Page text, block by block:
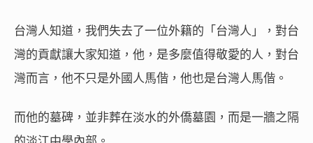
台灣人知道，我們失去了一位外籍的「台灣人」，對台
灣的貢獻讓大家知道，他，是多麼值得敬愛的人，對台
灣而言，他不只是外國人馬偕，他也是台灣人馬偕。
而他的墓碑，並非葬在淡水的外僑墓園，而是一牆之隔